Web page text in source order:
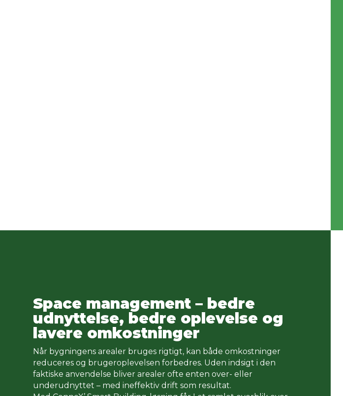
Space management – bedre
udnyttelse, bedre oplevelse og
lavere omkostninger
Når bygningens arealer bruges rigtigt, kan både omkostninger
reduceres og brugeroplevelsen forbedres. Uden indsigt i den
faktiske anvendelse bliver arealer ofte enten over- eller
underudnyttet – med ineffektiv drift som resultat.